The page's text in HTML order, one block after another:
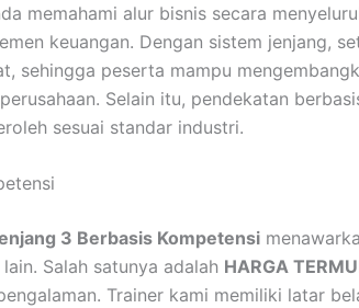
memahami alur bisnis secara
keuangan. Dengan sistem jenjang,
sehingga peserta mampu
Selain itu, pendekatan
sesuai standar industri.
3 Berbasis Kompetensi
Salah satunya adalah HARGA
Trainer kami memiliki latar